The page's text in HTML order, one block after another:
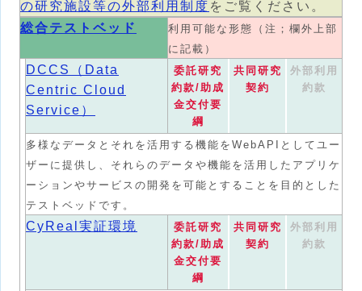
の研究施設等の外部利用制度 をご覧ください。
総合テストベッド
利用可能な形態（注；欄外上部
に記載）
DCCS（Data
Centric Cloud
Service）
委託研究
約款/助成
金交付要
綱
共同研究
契約
外部利用
約款
多様なデータとそれを活用する機能をWebAPIとしてユー
ザーに提供し、それらのデータや機能を活用したアプリケ
ーションやサービスの開発を可能とすることを目的とした
テストベッドです。
CyReal実証環境
委託研究
約款/助成
金交付要
綱
共同研究
契約
外部利用
約款